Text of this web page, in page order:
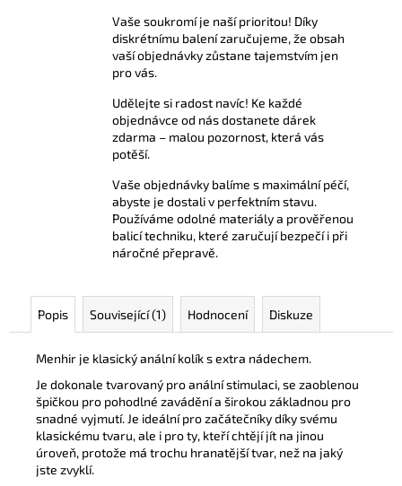
Vaše soukromí je naší prioritou! Díky
diskrétnímu balení zaručujeme, že obsah
vaší objednávky zůstane tajemstvím jen
pro vás.
Udělejte si radost navíc! Ke každé
objednávce od nás dostanete dárek
zdarma – malou pozornost, která vás
potěší.
Vaše objednávky balíme s maximální péčí,
abyste je dostali v perfektním stavu.
Používáme odolné materiály a prověřenou
balicí techniku, které zaručují bezpečí i při
náročné přepravě.
Popis Související (1) Hodnocení Diskuze
Menhir je klasický anální kolík s extra nádechem.
Je dokonale tvarovaný pro anální stimulaci, se zaoblenou
špičkou pro pohodlné zavádění a širokou základnou pro
snadné vyjmutí. Je ideální pro začátečníky díky svému
klasickému tvaru, ale i pro ty, kteří chtějí jít na jinou
úroveň, protože má trochu hranatější tvar, než na jaký
jste zvyklí.